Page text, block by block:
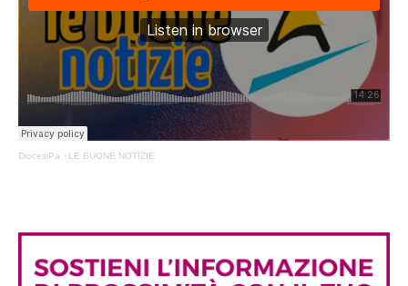
DiocesiPa · LE BUONE NOTIZIE